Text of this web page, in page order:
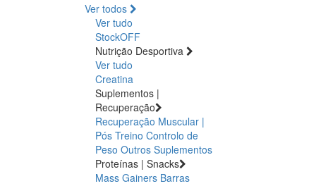
Ver todos
Ver tudo
StockOFF
Nutrição Desportiva
Ver tudo
Creatina
Suplementos |
Recuperação
Recuperação Muscular |
Pós Treino Controlo de
Peso Outros Suplementos
Proteínas | Snacks
Mass Gainers Barras